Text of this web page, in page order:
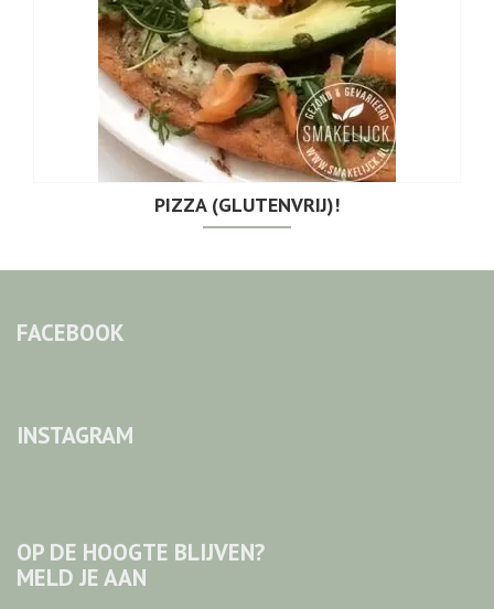
PIZZA (GLUTENVRIJ)!
FACEBOOK
INSTAGRAM
OP DE HOOGTE BLIJVEN?
MELD JE AAN